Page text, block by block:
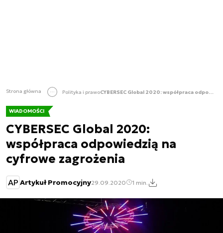
Strona główna Polityka i prawo CYBERSEC Global 2020: współpraca odpowiedzią na cyfrowe zagrożenia
WIADOMOŚCI
CYBERSEC Global 2020:
współpraca odpowiedzią na
cyfrowe zagrożenia
AP Artykuł Promocyjny29.09.2020 1 min.